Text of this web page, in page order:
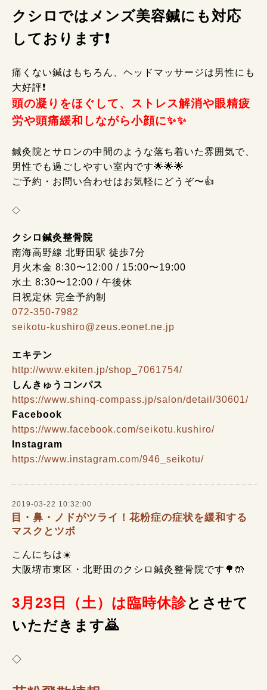
クシロではメンズ美容鍼にも対応
しております❗
痛くない鍼はもちろん、ヘッドマッサージは男性にも
大好評❗
頭の凝りをほぐして、ストレス解消や眼精疲
労や頭痛緩和しながら小顔に✨✨
鍼灸院とサロンの中間のような落ち着いた雰囲気で、
男性でも過ごしやすい室内です🌟🌟🌟
ご予約・お問い合わせはお気軽にどうぞ〜👍
◇
クシロ鍼灸整骨院
南海高野線 北野田駅 徒歩7分
月火木金 8:30〜12:00 / 15:00〜19:00
水土 8:30〜12:00 / 午後休
日祝定休 完全予約制
072-350-7982
seikotu-kushiro@zeus.eonet.ne.jp
エキテン
http://www.ekiten.jp/shop_7061754/
しんきゅうコンパス
https://www.shinq-compass.jp/salon/detail/30601/
Facebook
https://www.facebook.com/seikotu.kushiro/
Instagram
https://www.instagram.com/946_seikotu/
2019-03-22 10:32:00
目・鼻・ノドがツライ！花粉症の症状を緩和する
マスクとツボ
こんにちは☀️
大阪堺市東区・北野田のクシロ鍼灸整骨院です🌳🤲
3月23日（土）は臨時休診と させて
いただきます🙇
◇